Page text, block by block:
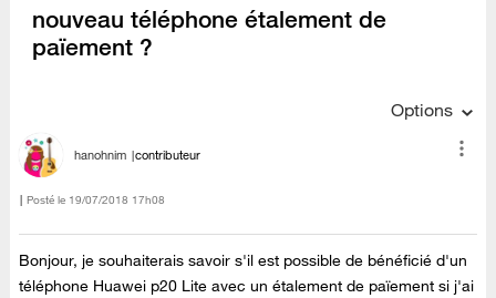
nouveau téléphone étalement de
païement ?
Options
hanohnim contributeur
Posté le ‎19/07/2018 17h08
Bonjour, je souhaiterais savoir s'il est possible de bénéficié d'un
téléphone Huawei p20 Lite avec un étalement de païement si j'ai